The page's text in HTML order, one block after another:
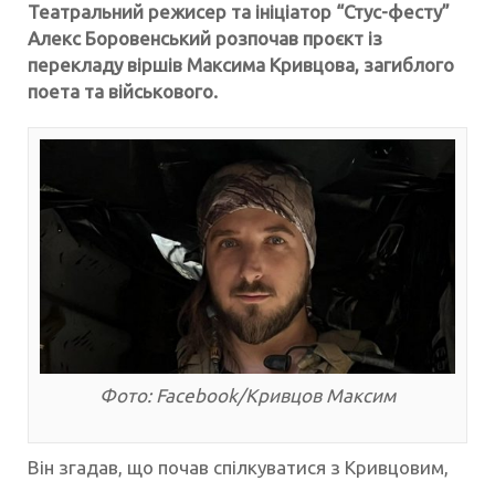
Театральний режисер та ініціатор “Стус-фесту”
Алекс Боровенський розпочав проєкт із
перекладу віршів Максима Кривцова, загиблого
поета та військового.
Фото: Facebook/Кривцов Максим
Він згадав, що почав спілкуватися з Кривцовим,